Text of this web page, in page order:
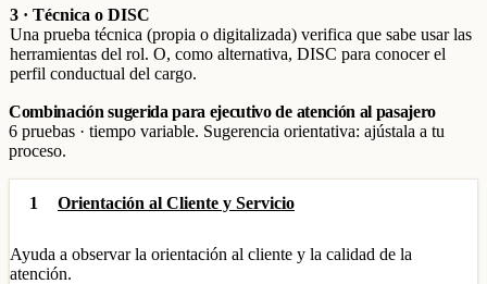
3 · Técnica o DISC
Una prueba técnica (propia o digitalizada) verifica que sabe usar las
herramientas del rol. O, como alternativa, DISC para conocer el
perfil conductual del cargo.
Combinación sugerida para ejecutivo de atención al pasajero
6 pruebas · tiempo variable. Sugerencia orientativa: ajústala a tu
proceso.
1 Orientación al Cliente y Servicio
Ayuda a observar la orientación al cliente y la calidad de la
atención.